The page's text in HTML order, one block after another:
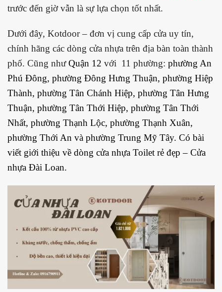
trước đến giờ vẫn là sự lựa chọn tốt nhất.
Dưới đây, Kotdoor – đơn vị cung cấp cửa uy tín,
chính hãng các dòng cửa nhựa trên địa bàn toàn thành
phố. Cũng nhưQuận 12 với 11 phường: phường An
Phú Đông, phường Đông Hưng Thuận, phường Hiệp
Thành, phường Tân Chánh Hiệp, phường Tân Hưng
Thuận, phường Tân Thới Hiệp, phường Tân Thới
Nhất, phường Thạnh Lộc, phường Thạnh Xuân,
phường Thới An và phường Trung Mỹ Tây. Có bài
viết giới thiệu về dòng cửa nhựa Toilet rẻ đẹp – Cửa
nhựa Đài Loan.